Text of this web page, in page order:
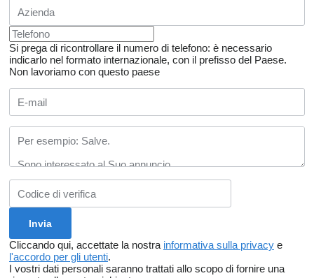
Nükte Trailer mantiene la sua visione innovativa nel settore
offrendo le migliori soluzioni sia nella produzione in serie che nei
progetti personalizzati.
________________________________________
La Nostra Forza in Qualità, Tecnologia e Produzione
I nostri processi produttivi, conformi agli standard europei e
certificati a livello internazionale, ci collocano tra i migliori del
settore per qualità e affidabilità.
Si prega di ricontrollare il numero di telefono: è necessario
indicarlo nel formato internazionale, con il prefisso del Paese.
Non lavoriamo con questo paese
Cliccando qui, accettate la nostra informativa sulla privacy e
l'accordo per gli utenti.
I vostri dati personali saranno trattati allo scopo di fornire una